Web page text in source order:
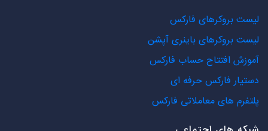
لیست بروکرهای فارکس
لیست بروکرهای باینری آپشن
آموزش افتتاح حساب فارکس
دستیار فارکس حرفه ای
پلتفرم های معاملاتی فارکس